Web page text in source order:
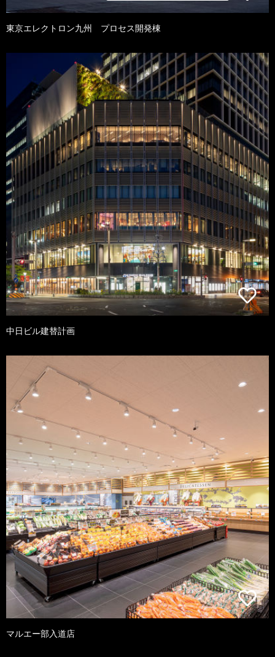
東京エレクトロン九州 プロセス開発棟
中日ビル建替計画
マルエー部入道店